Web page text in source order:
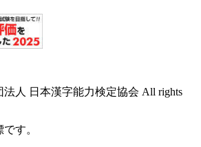
法人 日本漢字能力検定協会 All rights
す。